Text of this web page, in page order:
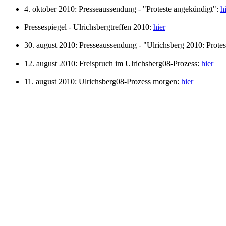
4. oktober 2010: Presseaussendung - "Proteste angekündigt":
Pressespiegel - Ulrichsbergtreffen 2010: hier
30. august 2010: Presseaussendung - "Ulrichsberg 2010:
12. august 2010: Freispruch im Ulrichsberg08-Prozess: hier
11. august 2010: Ulrichsberg08-Prozess morgen: hier